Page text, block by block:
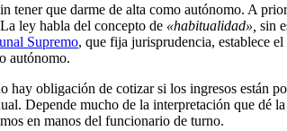
tener que darme de alta como autónomo. A
ley habla del concepto de «habitualidad», sin
Supremo, que fija jurisprudencia, establece
autónomo.
hay obligación de cotizar si los ingresos están
Depende mucho de la interpretación que dé
en manos del funcionario de turno.